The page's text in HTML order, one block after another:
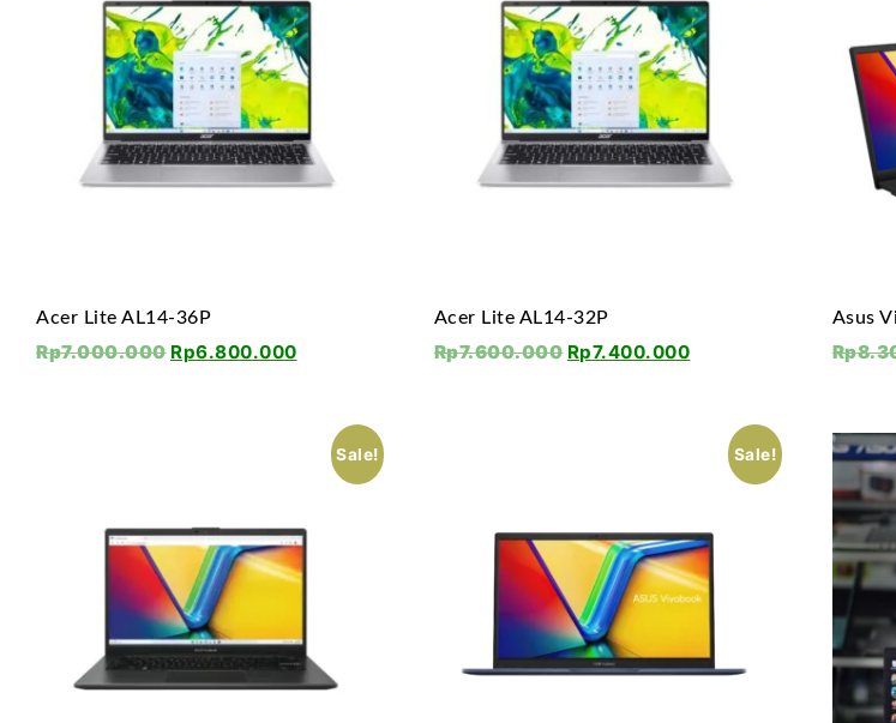
Acer Lite AL14-36P
Rp7.000.000 Rp6.800.000
Acer Lite AL14-32P
Rp7.600.000 Rp7.400.000
Asus
Rp
Sale! Sale!